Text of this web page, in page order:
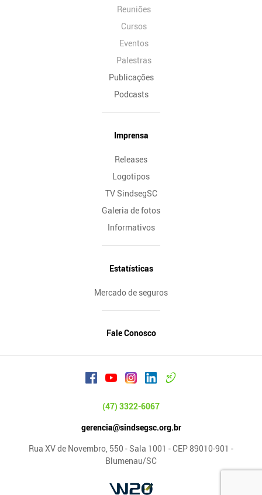
Reuniões
Cursos
Eventos
Palestras
Publicações
Podcasts
Imprensa
Releases
Logotipos
TV SindsegSC
Galeria de fotos
Informativos
Estatísticas
Mercado de seguros
Fale Conosco
(47) 3322-6067
gerencia@sindsegsc.org.br
Rua XV de Novembro, 550 - Sala 1001 - CEP 89010-901 -
Blumenau/SC